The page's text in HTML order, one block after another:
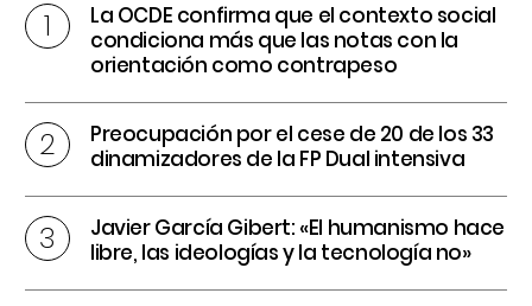
La OCDE confirma que el contexto social
condiciona más que las notas con la
orientación como contrapeso
Preocupación por el cese de 20 de los 33
dinamizadores de la FP Dual intensiva
Javier García Gibert: «El humanismo hace
libre, las ideologías y la tecnología no»